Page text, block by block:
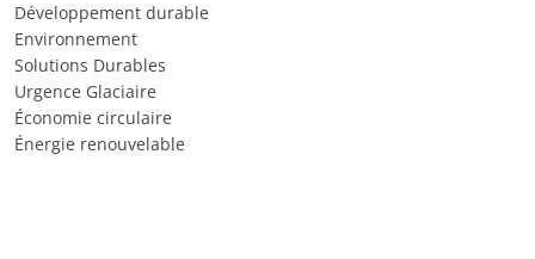
Développement durable
Environnement
Solutions Durables
Urgence Glaciaire
Économie circulaire
Énergie renouvelable